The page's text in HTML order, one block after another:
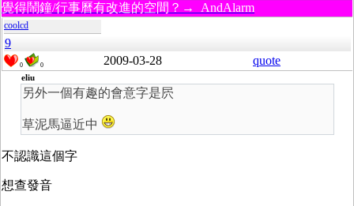
覺得鬧鐘/行事曆有改進的空間？→ AndAlarm
coolcd
9
0 0 2009-03-28 quote
eliu
另外一個有趣的會意字是屄
草泥馬逼近中
不認識這個字
想查發音